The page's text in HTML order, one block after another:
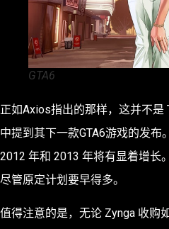
GTA6
正如Axios指出的那样，这并不是
中提到其下一款GTA6游戏的发
2012 年和 2013 年将有显着增长
尽管原定计划要早得多。
值得注意的是，无论 Zynga 收购